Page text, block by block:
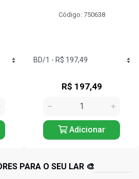
Código: 749815
R$ 14,60
Adicionar
PARA O SEU LAR 🎨